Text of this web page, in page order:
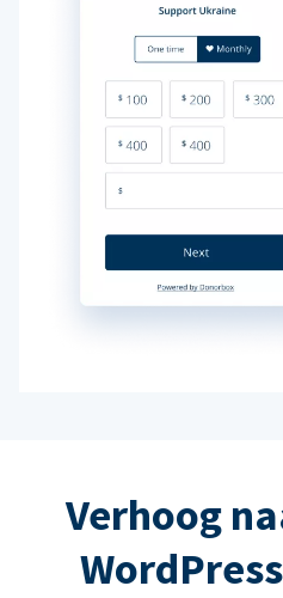
Verhoog